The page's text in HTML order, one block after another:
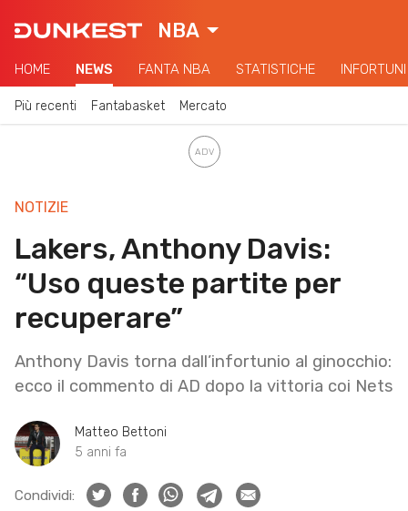
NBA
HOME NEWS FANTA NBA STATISTICHE INFORTUNI
Più recenti Fantabasket Mercato
NOTIZIE
Lakers, Anthony Davis:
“Uso queste partite per
recuperare”
Anthony Davis torna dall’infortunio al ginocchio:
ecco il commento di AD dopo la vittoria coi Nets
Matteo Bettoni
5 anni fa
Condividi: